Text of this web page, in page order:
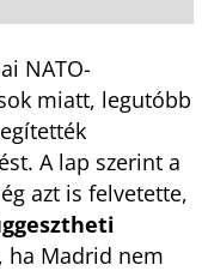
NATO-
miatt, legutóbb
A lap szerint a
azt is felvetette,
ha Madrid nem